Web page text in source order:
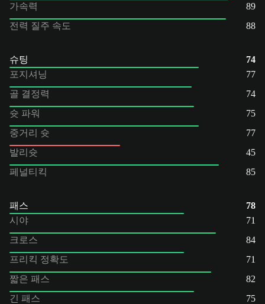
가속력
89
전력 질주 속도
88
슈팅
74
포지셔닝
77
골 결정력
74
슛 파워
75
중거리 슛
77
발리슛
45
페널티킥
85
패스
78
시야
71
크로스
84
프리킥 정확도
71
짧은 패스
82
긴 패스
75